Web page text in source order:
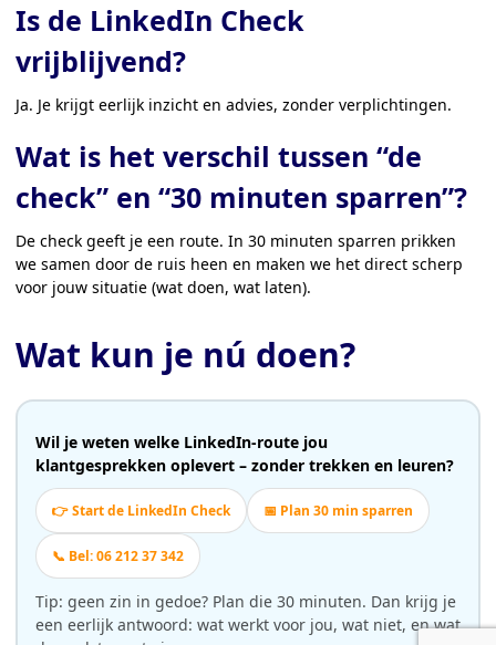
Is de LinkedIn Check
vrijblijvend?
Ja. Je krijgt eerlijk inzicht en advies, zonder verplichtingen.
Wat is het verschil tussen “de
check” en “30 minuten sparren”?
De check geeft je een route. In 30 minuten sparren prikken
we samen door de ruis heen en maken we het direct scherp
voor jouw situatie (wat doen, wat laten).
Wat kun je nú doen?
Wil je weten welke LinkedIn-route jou
klantgesprekken oplevert – zonder trekken en leuren?
👉 Start de LinkedIn Check 📅 Plan 30 min sparren
📞 Bel: 06 212 37 342
Tip: geen zin in gedoe? Plan die 30 minuten. Dan krijg je
een eerlijk antwoord: wat werkt voor jou, wat niet, en wat